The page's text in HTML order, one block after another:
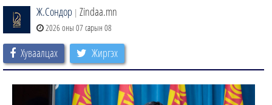
Ж.Сондор | Zindaa.mn
2026 оны 07 сарын 08
Хуваалцах Жиргэх